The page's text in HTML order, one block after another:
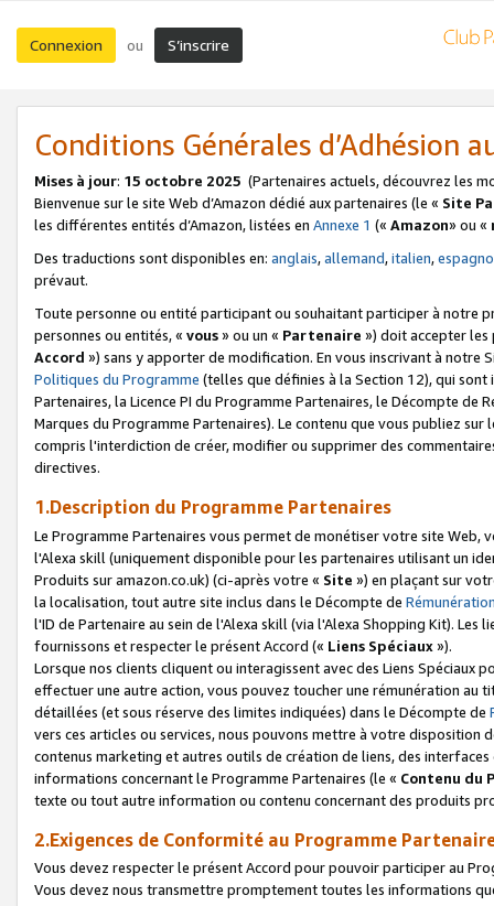
Connexion ou S’inscrire
Conditions Générales d’Adhésion
Mises à jour: 15 octobre 2025 (Partenaires actuels, découvrez les
Bienvenue sur le site Web d’Amazon dédié aux partenaires (le « Site
les différentes entités d’Amazon, listées en Annexe 1 (« Amazon» ou «
Des traductions sont disponibles en: anglais,allemand,italien,
prévaut.
Toute personne ou entité participant ou souhaitant participer à notre
personnes ou entités, « vous» ou un « Partenaire ») doit accepter les
Accord ») sans y apporter de modification. En vous inscrivant à notre
Politiques du Programme (telles que définies à la Section 12), qui
Partenaires, la Licence PI du Programme Partenaires, le Décompte de
Marques du Programme Partenaires). Le contenu que vous publiez
compris l'interdiction de créer, modifier ou supprimer des
directives.
1.Description du Programme Partenaires
Le Programme Partenaires vous permet de monétiser votre site Web,
l'Alexa skill (uniquement disponible pour les partenaires utilisant un
Produits sur amazon.co.uk) (ci-après votre « Site ») en plaçant sur
la localisation, tout autre site inclus dans le Décompte de
l'ID de Partenaire au sein de l'Alexa skill (via l'Alexa Shopping Kit).
fournissons et respecter le présent Accord (« Liens Spéciaux»).
Lorsque nos clients cliquent ou interagissent avec des Liens Spéciaux
effectuer une autre action, vous pouvez toucher une rémunération
détaillées (et sous réserve des limites indiquées) dans le Décompte de
vers ces articles ou services, nous pouvons mettre à votre disposition
contenus marketing et autres outils de création de liens, des
informations concernant le Programme Partenaires (le « Contenu du
texte ou tout autre information ou contenu concernant des produits
2.Exigences de Conformité au Programme
Vous devez respecter le présent Accord pour pouvoir participer au
Vous devez nous transmettre promptement toutes les informations